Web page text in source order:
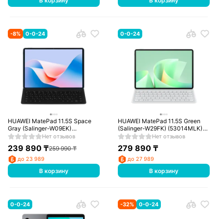
-8% 0-0-24
HUAWEI MatePad 11.5S Space
Gray (Salinger-W09EK)
(53014KRL) (Non-PaperMatte
Нет отзывов
239 890₸259 990₸
до 23 989
В корзину
0-0-24
HUAWEI MatePad 11.5S Green
(Salinger-W29FK) (53014MLK)
(PaperMatte inbox keyboard)
Нет отзывов
279 890 ₸
до 27 989
В корзину
0-0-24 -32% 0-0-24